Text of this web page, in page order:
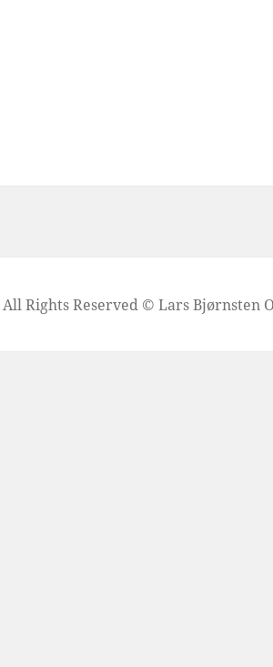
All Rights Reserved © Lars Bjørnsten